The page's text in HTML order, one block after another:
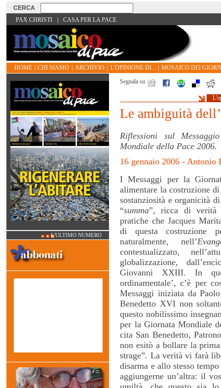
PAX CHRISTI CASA PER LA PACE
HOME CHI SIAMO ARCHIVIO L'OPINIONE DI...
MOSAICO DEI
Segnala su
Le ambiguità
Riflessioni sul
Mondiale della Pace 2006.
16 gennaio 2006 - Antonio
I Messaggi per la
alimentare la costruzione
sostanziosità e organicità
“summa”, ricca di verità
pratiche che Jacques
di questa costruzione
naturalmente, nell’
contestualizzato,
globalizzazione,
Giovanni XXIII. In
ordinamentale’, c’è per
Messaggi iniziata da
Benedetto XVI non
questo nobilissimo
per la Giornata Mondiale
cita San Benedetto,
non esitò a bollare la
strage”. La verità vi farà
disarma e allo stesso
aggiungerne un’altra: il
L'ULTIMO NUMERO